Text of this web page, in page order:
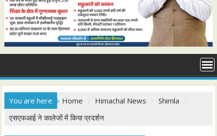
You are here Home Himachal News
Shimla
एसएफआई ने कालेजों में किया प्रदर्शन